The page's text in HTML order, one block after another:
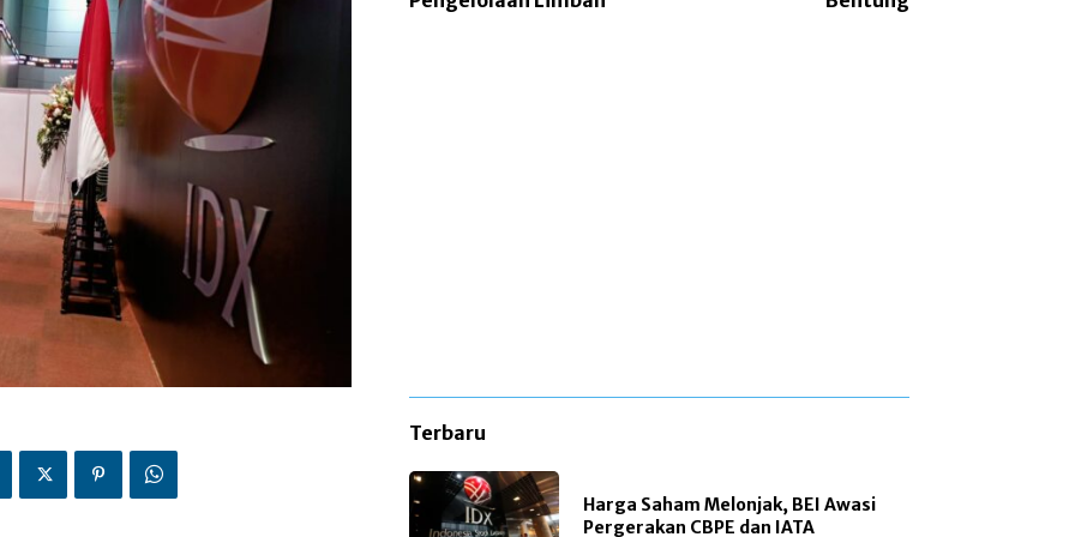
Terbaru
Harga Saham Melonjak, BEI Awasi
Pergerakan CBPE dan IATA